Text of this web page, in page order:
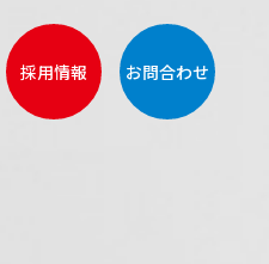
採用情報 お問合わせ